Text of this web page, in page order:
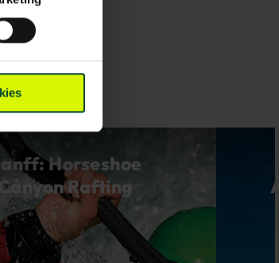
Horseshoe
Rafting